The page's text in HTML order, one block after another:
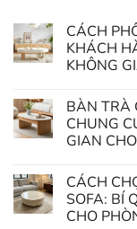
CÁCH
KHÁCH
KHÔNG
BÀN TRÀ
CHUNG
GIAN
CÁCH
SOFA: BÍ
CHO